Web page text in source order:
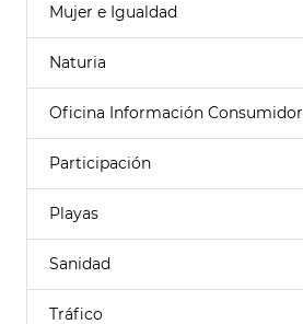
Mujer e Igualdad
Naturia
Oficina Información Consumidor
Participación
Playas
Sanidad
Tráfico